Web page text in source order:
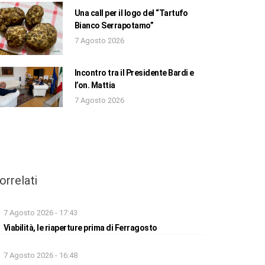
Una call per il logo del “Tartufo
Bianco Serrapotamo”
7 Agosto 2026
Incontro tra il Presidente Bardi e
l’on. Mattia
7 Agosto 2026
7 Agosto 2026 - 17:43
Viabilità, le riaperture prima di Ferragosto
7 Agosto 2026 - 16:48